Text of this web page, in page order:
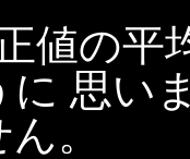
値の平
思い
。